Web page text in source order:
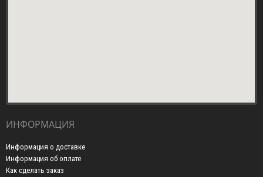
ИНФОРМАЦИЯ
Информация о доставке
Информация об оплате
Как сделать заказ